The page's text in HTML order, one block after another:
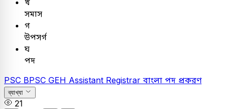
সমাস
গ
উপসর্গ
ঘ
পদ
PSC BPSC GEH Assistant Registrar বাংলা পদ প্রকরণ
ব্যাখ্যা
21